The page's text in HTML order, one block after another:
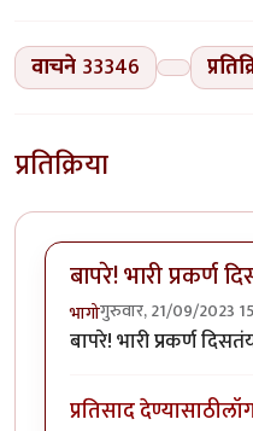
वाचने 33346
प्रतिक्रिया
बापरे! भारी प्रकर्ण
भागोगुरुवार, 21/09/2023
बापरे! भारी प्रकर्ण
प्रतिसाद देण्यासाठी